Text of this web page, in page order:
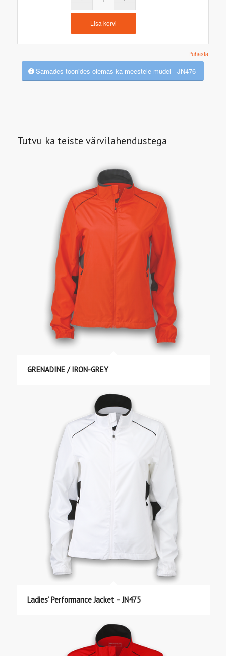
Puhasta
Lisa korvi
Samades toonides olemas ka meestele mudel - JN476
Tutvu ka teiste värvilahendustega
GRENADINE / IRON-GREY
Ladies’ Performance Jacket – JN475